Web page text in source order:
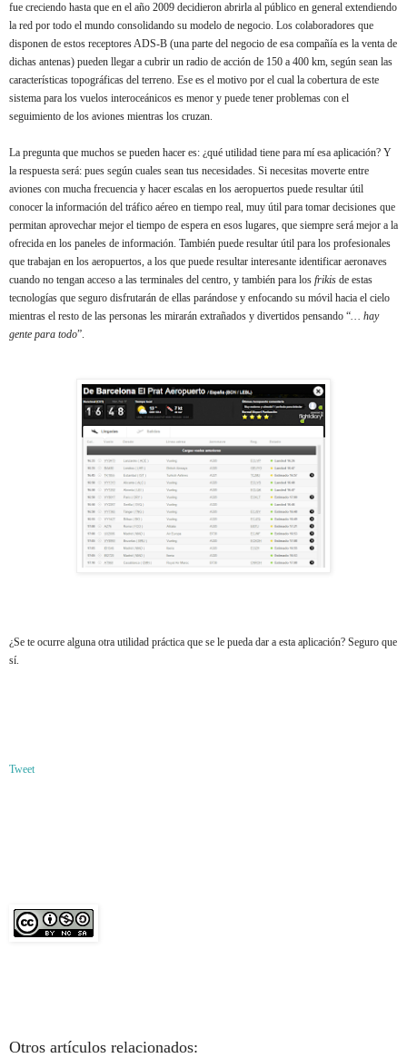
fue creciendo hasta que en el año 2009 decidieron abrirla al público en general extendiendo
la red por todo el mundo consolidando su modelo de negocio. Los colaboradores que
disponen de estos receptores ADS-B (una parte del negocio de esa compañía es la venta de
dichas antenas) pueden llegar a cubrir un radio de acción de 150 a 400 km, según sean las
características topográficas del terreno. Ese es el motivo por el cual la cobertura de este
sistema para los vuelos interoceánicos es menor y puede tener problemas con el
seguimiento de los aviones mientras los cruzan.
La pregunta que muchos se pueden hacer es: ¿qué utilidad tiene para mí esa aplicación? Y
la respuesta será: pues según cuales sean tus necesidades. Si necesitas moverte entre
aviones con mucha frecuencia y hacer escalas en los aeropuertos puede resultar útil
conocer la información del tráfico aéreo en tiempo real, muy útil para tomar decisiones que
permitan aprovechar mejor el tiempo de espera en esos lugares, que siempre será mejor a la
ofrecida en los paneles de información. También puede resultar útil para los profesionales
que trabajan en los aeropuertos, a los que puede resultar interesante identificar aeronaves
cuando no tengan acceso a las terminales del centro, y también para los frikis de estas
tecnologías que seguro disfrutarán de ellas parándose y enfocando su móvil hacia el cielo
mientras el resto de las personas les mirarán extrañados y divertidos pensando “… hay
gente para todo”.
¿Se te ocurre alguna otra utilidad práctica que se le pueda dar a esta aplicación? Seguro que
sí.
Tweet
Otros artículos relacionados: